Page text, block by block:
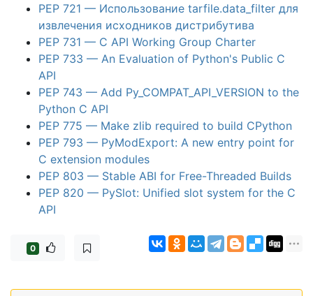
PEP 721 — Использование tarfile.data_filter для
извлечения исходников дистрибутива
PEP 731 — C API Working Group Charter
PEP 733 — An Evaluation of Python's Public C
API
PEP 743 — Add Py_COMPAT_API_VERSION to the
Python C API
PEP 775 — Make zlib required to build CPython
PEP 793 — PyModExport: A new entry point for
C extension modules
PEP 803 — Stable ABI for Free-Threaded Builds
PEP 820 — PySlot: Unified slot system for the C
API
0